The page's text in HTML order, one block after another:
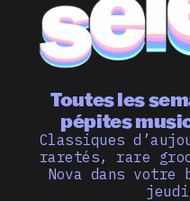
Toutes les
pépites
Classiques
raretés, rare
Nova dans